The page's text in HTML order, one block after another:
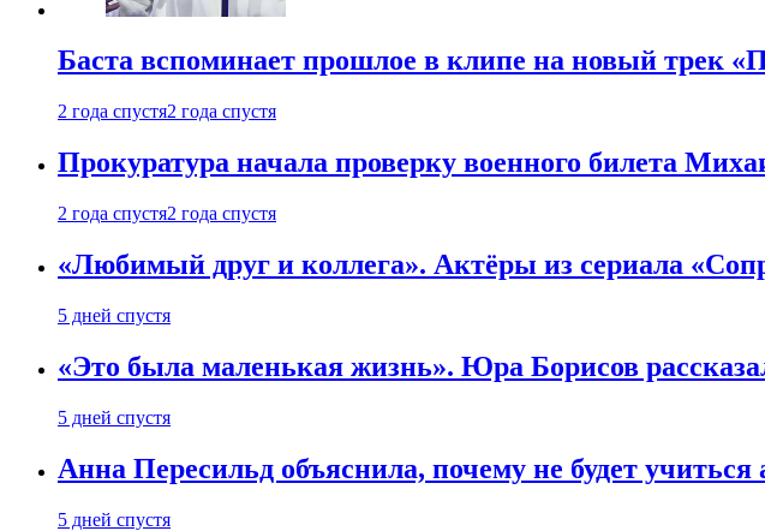
Баста вспоминает прошлое в клипе на новый трек
2 года спустя2 года спустя
Прокуратура начала проверку военного билета
2 года спустя2 года спустя
«Любимый друг и коллега». Актёры из сериала
5 дней спустя
«Это была маленькая жизнь». Юра Борисов
5 дней спустя
Анна Пересильд объяснила, почему не будет
5 дней спустя